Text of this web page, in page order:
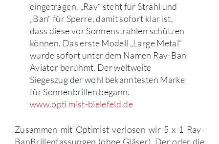
eingetragen. „Ray“ steht für Strahl und
„Ban“ für Sperre, damit sofort klar ist,
dass diese vor Sonnenstrahlen schützen
können. Das erste Modell „Large Metal“
wurde sofort unter dem Namen Ray-Ban
Aviator berühmt. Der weltweite
Siegeszug der wohl bekanntesten Marke
für Sonnenbrillen begann.
www.opti mist-bielefeld.de
Zusammen mit Optimist verlosen wir 5 x 1 Ray-
BanBrillenfassungen (ohne Gläser). Der oder die